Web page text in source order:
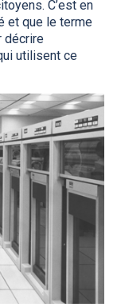
C’est en
et que le terme
décrire
utilisent ce